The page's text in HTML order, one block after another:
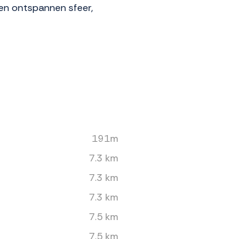
ontspannen sfeer,
191m
7.3 km
7.3 km
7.3 km
7.5 km